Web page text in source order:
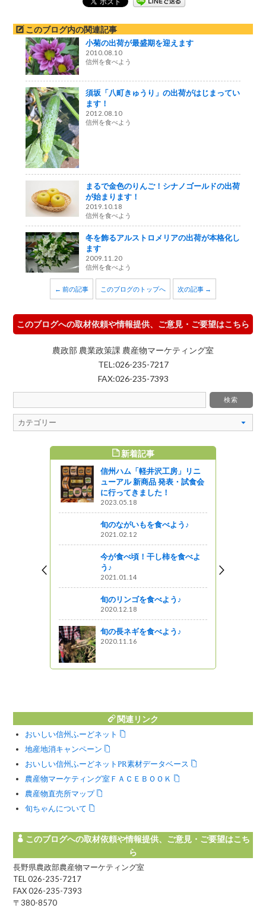
このブログ内の関連記事
小菊の出荷が最盛期を迎えます
2010.08.10
信州を食べよう
須坂「八町きゅうり」の出荷がはじまってい
ます！
2012.08.10
信州を食べよう
まるで金色のりんご！シナノゴールドの出荷
が始まります！
2019.10.18
信州を食べよう
冬を飾るアルストロメリアの出荷が本格化し
ます
2009.11.20
信州を食べよう
← 前の記事 このブログのトップへ 次の記事 →
このブログへの取材依頼や情報提供、ご意見・ご要望はこちら
農政部 農業政策課 農産物マーケティング室
TEL:026-235-7217
FAX:026-235-7393
新着記事
信州ハム「軽井沢工房」リニ
ューアル 新商品 発表・試食会
に行ってきました！
2023.05.18
旬のながいもを食べよう♪
2021.02.12
今が食べ頃！干し柿を食べよ
う♪
2021.01.14
旬のリンゴを食べよう♪
2020.12.18
旬の長ネギを食べよう♪
2020.11.16
関連リンク
おいしい信州ふーどネット
地産地消キャンペーン
おいしい信州ふーどネットPR素材データベース
農産物マーケティング室ＦＡＣＥＢＯＯＫ
農産物直売所マップ
旬ちゃんについて
このブログへの取材依頼や情報提供、ご意見・ご要望はこち
ら
長野県農政部農産物マーケティング室
TEL 026-235-7217
FAX 026-235-7393
〒380-8570